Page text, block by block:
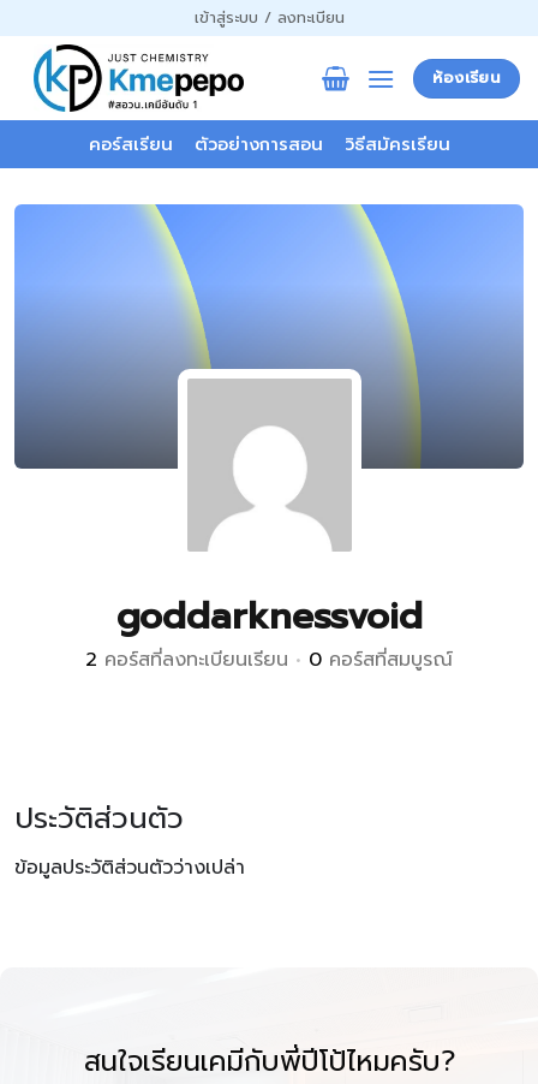
ไป
เนื้อหา
เข้าสู่ระบบ / ลงทะเบียน
ห้องเรียน
คอร์สเรียน ตัวอย่างการสอน วิธีสมัครเรียน
goddarknessvoid
2 คอร์สที่ลงทะเบียนเรียน • 0 คอร์สที่สมบูรณ์
ประวัติส่วนตัว
ข้อมูลประวัติส่วนตัวว่างเปล่า
สนใจเรียนเคมีกับพี่ปีโป้ไหมครับ?